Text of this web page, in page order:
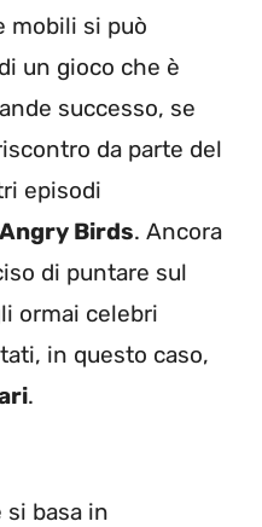
mobili si può
un gioco che è
successo, se
da parte del
episodi
Angry Birds. Ancora
di puntare sul
ormai celebri
in questo caso,
.
si basa in